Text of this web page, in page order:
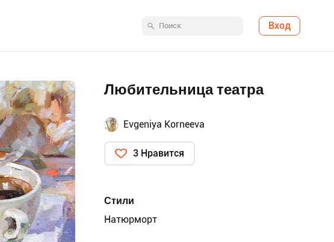
Вход
Любительница театра
Evgeniya Korneeva
3 Нравится
Стили
Натюрморт